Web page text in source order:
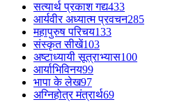
सत्यार्थ प्रकाश गद्य433
आर्यवीर अध्यात्म प्रवचन285
महापुरुष परिचय133
संस्कृत सीखें103
अष्टाध्यायी सूत्राभ्यास100
आर्याभिविनय99
भापा के लेख97
अग्निहोत्र मंत्रार्थ69